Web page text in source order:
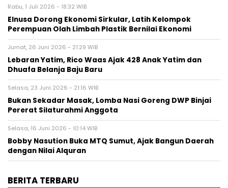
Rabu, 1 Juli 2026 - 18:32 WIB
Elnusa Dorong Ekonomi Sirkular, Latih Kelompok
Perempuan Olah Limbah Plastik Bernilai Ekonomi
Jumat, 26 Juni 2026 - 21:29 WIB
Lebaran Yatim, Rico Waas Ajak 428 Anak Yatim dan
Dhuafa Belanja Baju Baru
Selasa, 23 Juni 2026 - 21:16 WIB
Bukan Sekadar Masak, Lomba Nasi Goreng DWP Binjai
Pererat Silaturahmi Anggota
Selasa, 16 Juni 2026 - 10:14 WIB
Bobby Nasution Buka MTQ Sumut, Ajak Bangun Daerah
dengan Nilai Alquran
BERITA TERBARU